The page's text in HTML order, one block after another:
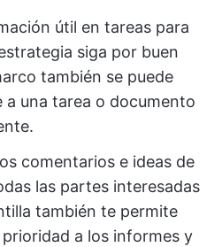
útil en tareas para
siga por buen
también se puede
a una tarea o documento
comentarios e ideas de
las partes interesadas
también te permite
a los informes y